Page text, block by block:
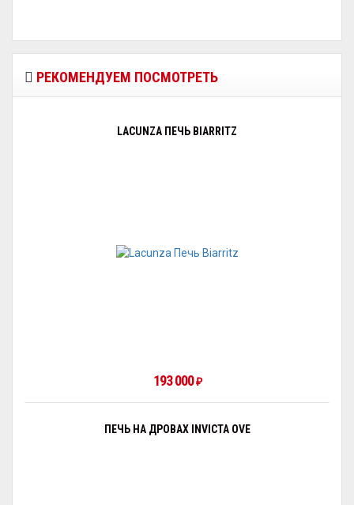
РЕКОМЕНДУЕМ ПОСМОТРЕТЬ
LACUNZA ПЕЧЬ BIARRITZ
193 000₽
ПЕЧЬ НА ДРОВАХ INVICTA OVE